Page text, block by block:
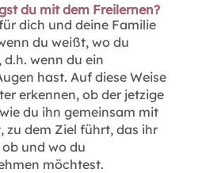
du mit dem Freilernen?
dich und deine Familie
du weißt, wo du
wenn du ein
hast. Auf diese Weise
erkennen, ob der jetzige
du ihn gemeinsam mit
zu dem Ziel führt, das ihr
und wo du
möchtest.